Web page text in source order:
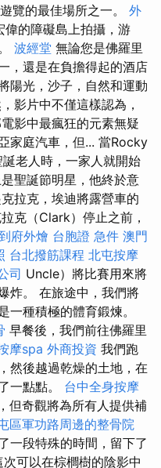
覽的最佳場所之一。 外
偉的障礙島上拍攝，游
波經堂 無論您是佛羅里
，還是在負擔得起的酒店
陽光，沙子，自然和運動
影片中不僅這樣認為，
影中最瘋狂的元素無疑
家庭汽車，但... 當Rocky
老人時，一家人就開始
聖誕節明星，他終於意
拉克，埃迪將露營車的
克（Clark）停止之前，
府外燴 台胞證 急件 澳門
台北撥筋課程 北屯按摩
司 Uncle）將比賽用來將
炸。 在旅途中，我們將
一種積極的體育鍛煉。
早餐後，我們前往佛羅里
摩spa 外商投資 我們跑
然後越過乾燥的土地，在
一點點。 台中全身按摩
但奇觀將為所有人提供補
區軍功路周邊的整骨院
一段特殊的時間，留下了
可以在棕櫚樹的陰影中